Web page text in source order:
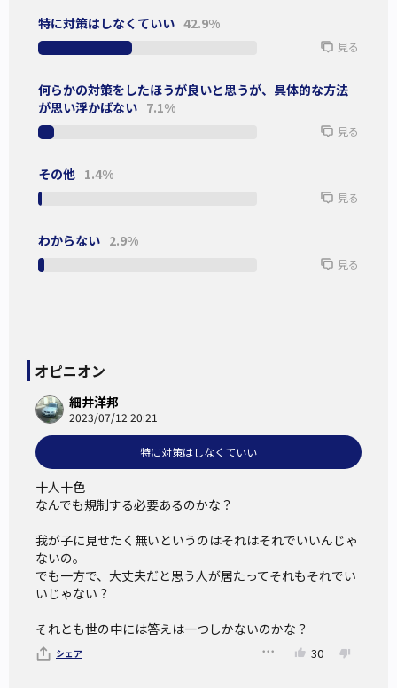
ネット上ではさまざまな意見が見られる
散見されうる」という意見のもと『美少女戦士セーラームー
容に眉をひそめた側として「しっかりとした性教育ならまだ
しも、子供が見て誤解しかねないものだ」と発言しているユ
ーザーなど、多様な意見が展開されていた。
的な方向へとヒートアップしている傾向も見られたが、未成
年者における漫画作品の閲覧について、さまざまな問題提起
筆者も今回の件をきっかけに、改めて性的内容をほのめかす
漫画作品のゾーニングについて再考してみたところ、
Twitterで見かける「#漫画が読めるハッシュタグ」内の作
品、オリジナルのボーイズラブ／ガールズラブ（それぞれ、
同性同士の恋愛を題材にした作品の総称）を公開しているタ
グがついた作品の一部についても、閲覧規制の必要な作品が
中には性行為描写を簡易な修正のみで掲載しているものもあ
る。
それらを成人していない青少年が誰でも閲覧できる状態にし
ていることに、危機感を感じるユーザーもいるだろう。
センシティブな作品に対してのゾーニング設定は必須ではな
特に対策はしなくていい 42.9%
見る
何らかの対策をしたほうが良いと思うが、具体的な方法
が思い浮かばない 7.1%
見る
その他 1.4%
見る
わからない 2.9%
見る
オピニオン
細井洋邦
2023/07/12 20:21
特に対策はしなくていい
十人十色
なんでも規制する必要あるのかな？
我が子に見せたく無いというのはそれはそれでいいんじゃ
ないの。
でも一方で、大丈夫だと思う人が居たってそれもそれでい
いじゃない？
それとも世の中には答えは一つしかないのかな？
シェア 30